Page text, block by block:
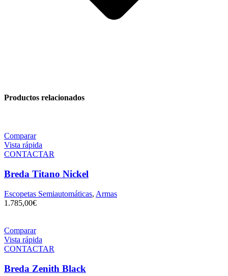
Productos relacionados
Comparar
Vista rápida
CONTACTAR
Breda Titano Nickel
Escopetas Semiautomáticas, Armas
1.785,00€
Comparar
Vista rápida
CONTACTAR
Breda Zenith Black